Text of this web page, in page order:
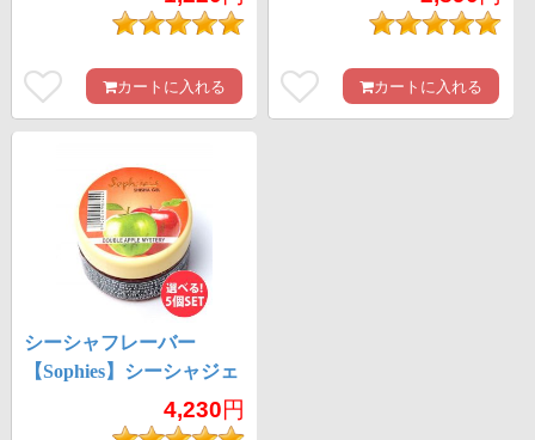
カートに入れる
ャフレーバー【3個セッ
カートに入れる
シーシャフレーバー
【Sophies】シーシャジェ
ル 自由に選べるシーシ
ャフレーバー【5個セッ
4,230円